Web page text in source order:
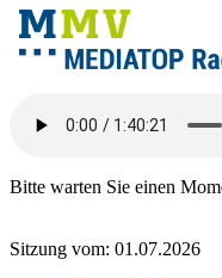
Bitte warten Sie einen
Sitzung vom: 01.07.2026